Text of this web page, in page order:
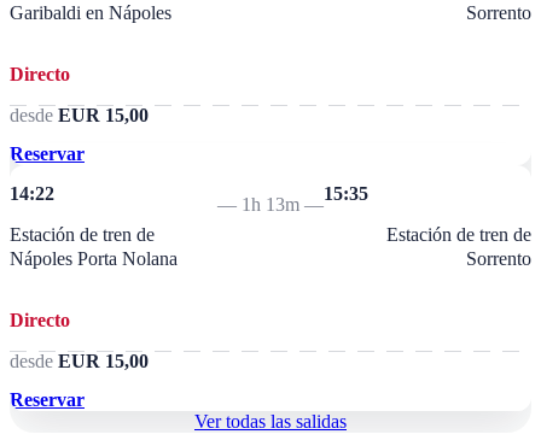
Garibaldi en Nápoles
Sorrento
Directo
desde EUR 15,00
Reservar
14:22
Estación de tren de
Nápoles Porta Nolana
— 1h 13m —
15:35
Estación de tren de
Sorrento
Directo
desde EUR 15,00
Reservar
Ver todas las salidas